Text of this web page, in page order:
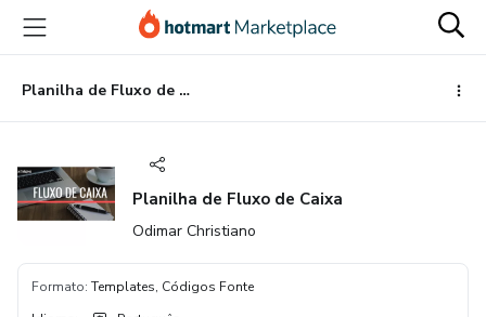
para
conteúdo
principal
para
pagamento
para
rodapé
Planilha de Fluxo de Caixa
Planilha de Fluxo de Caixa
Odimar Christiano
Formato: Templates, Códigos Fonte